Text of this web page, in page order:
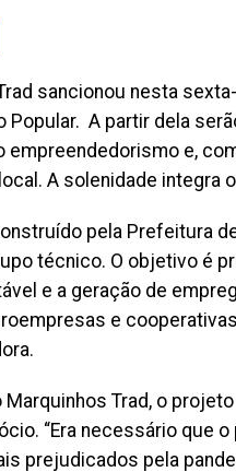
sancionou nesta
Popular. A partir dela
empreendedorismo e,
A solenidade integra
pela Prefeitura
técnico. O objetivo é
e a geração de
e
Trad, o
“Era necessário que
prejudicados pela